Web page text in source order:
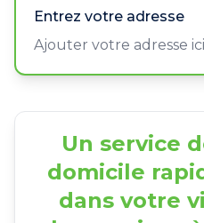
Entrez votre adresse
Un service
domicile
dans votre